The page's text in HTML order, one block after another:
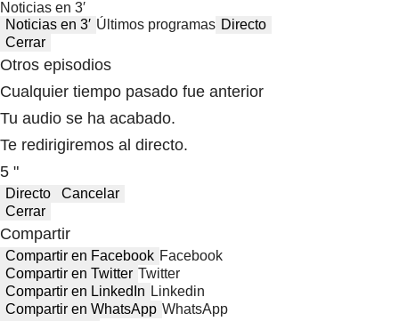
Noticias en 3′
Noticias en 3′ Últimos programas Directo
Cerrar
Otros episodios
Cualquier tiempo pasado fue anterior
Tu audio se ha acabado.
Te redirigiremos al directo.
5 "
Directo
Cancelar
Cerrar
Compartir
Compartir en Facebook Facebook
Compartir en Twitter Twitter
Compartir en LinkedIn Linkedin
Compartir en WhatsApp WhatsApp